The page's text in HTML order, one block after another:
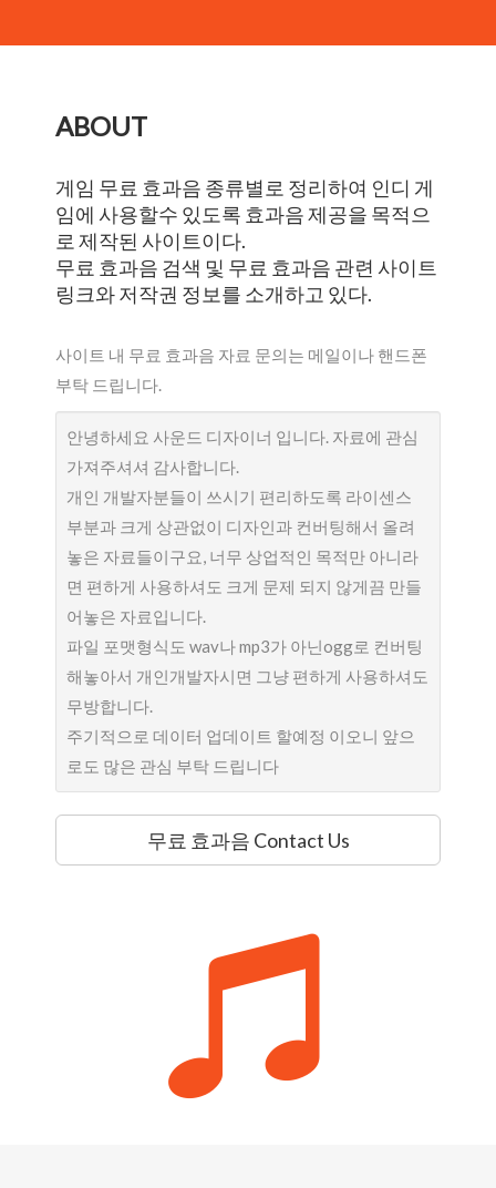
ABOUT
게임 무료 효과음 종류별로 정리하여 인디 게
임에 사용할수 있도록 효과음 제공을 목적으
로 제작된 사이트이다.
무료 효과음 검색 및 무료 효과음 관련 사이트
링크와 저작권 정보를 소개하고 있다.
사이트 내 무료 효과음 자료 문의는 메일이나 핸드폰
부탁 드립니다.
안녕하세요 사운드 디자이너 입니다. 자료에 관심
가져주셔셔 감사합니다.
개인 개발자분들이 쓰시기 편리하도록 라이센스
부분과 크게 상관없이 디자인과 컨버팅해서 올려
놓은 자료들이구요, 너무 상업적인 목적만 아니라
면 편하게 사용하셔도 크게 문제 되지 않게끔 만들
어놓은 자료입니다.
파일 포맷형식도 wav나 mp3가 아닌ogg로 컨버팅
해놓아서 개인개발자시면 그냥 편하게 사용하셔도
무방합니다.
주기적으로 데이터 업데이트 할예정 이오니 앞으
로도 많은 관심 부탁 드립니다
무료 효과음 Contact Us